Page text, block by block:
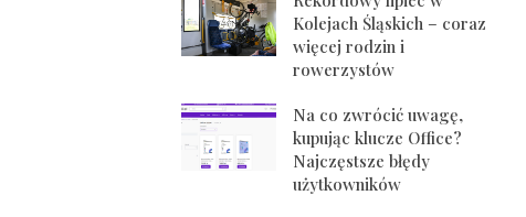
Kolejach Śląskich – coraz
więcej rodzin i
rowerzystów
Na co zwrócić uwagę,
kupując klucze Office?
Najczęstsze błędy
użytkowników